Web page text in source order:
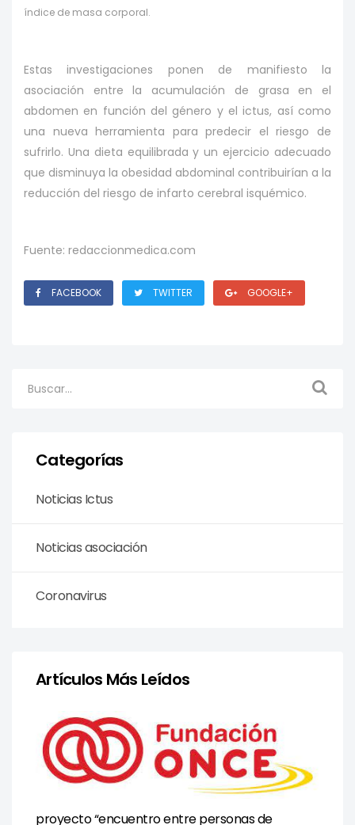
índice de masa corporal.
Estas investigaciones ponen de manifiesto la
asociación entre la acumulación de grasa en el
abdomen en función del género y el ictus, así como
una nueva herramienta para predecir el riesgo de
sufrirlo. Una dieta equilibrada y un ejercicio adecuado
que disminuya la obesidad abdominal contribuirían a la
reducción del riesgo de infarto cerebral isquémico.
Fuente: redaccionmedica.com
FACEBOOK TWITTER GOOGLE+
Categorías
Noticias Ictus
Noticias asociación
Coronavirus
Artículos Más Leídos
proyecto “encuentro entre personas de